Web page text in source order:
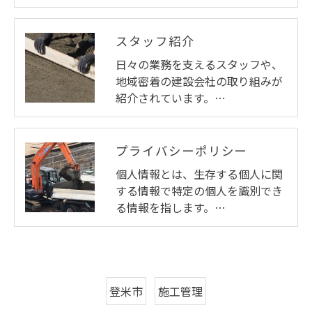
スタッフ紹介
日々の業務を支えるスタッフや、
地域密着の建設会社の取り組みが
紹介されています。…
プライバシーポリシー
個人情報とは、生存する個人に関
する情報で特定の個人を識別でき
る情報を指します。…
登米市 施工管理